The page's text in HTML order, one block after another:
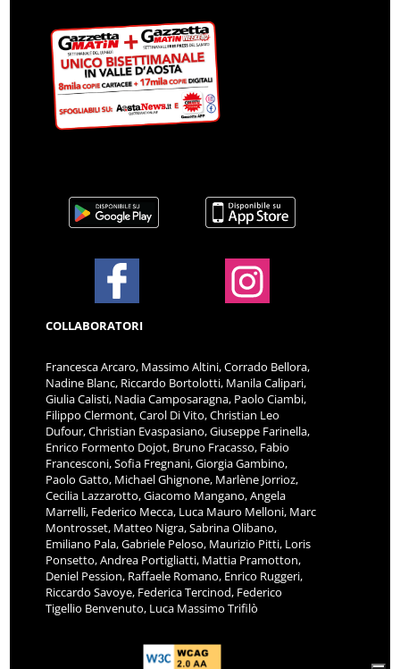
COLLABORATORI
Francesca Arcaro, Massimo Altini, Corrado Bellora,
Nadine Blanc, Riccardo Bortolotti, Manila Calipari,
Giulia Calisti, Nadia Camposaragna, Paolo Ciambi,
Filippo Clermont, Carol Di Vito, Christian Leo
Dufour, Christian Evaspasiano, Giuseppe Farinella,
Enrico Formento Dojot, Bruno Fracasso, Fabio
Francesconi, Sofia Fregnani, Giorgia Gambino,
Paolo Gatto, Michael Ghignone, Marlène Jorrioz,
Cecilia Lazzarotto, Giacomo Mangano, Angela
Marrelli, Federico Mecca, Luca Mauro Melloni, Marc
Montrosset, Matteo Nigra, Sabrina Olibano,
Emiliano Pala, Gabriele Peloso, Maurizio Pitti, Loris
Ponsetto, Andrea Portigliatti, Mattia Pramotton,
Deniel Pession, Raffaele Romano, Enrico Ruggeri,
Riccardo Savoye, Federica Tercinod, Federico
Tigellio Benvenuto, Luca Massimo Trifilò